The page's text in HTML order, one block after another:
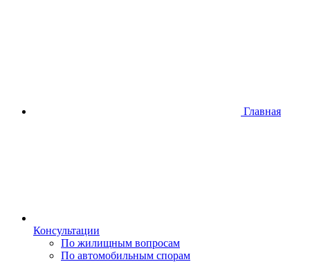
Главная
Консультации
По жилищным вопросам
По автомобильным спорам